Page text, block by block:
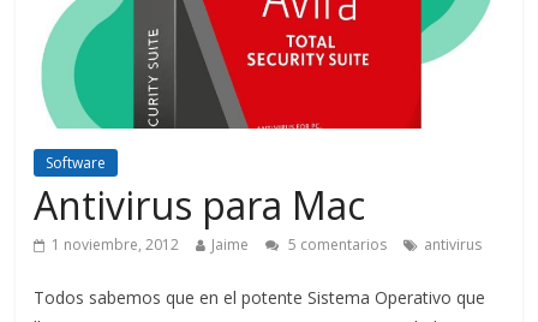
Software
Antivirus para Mac
1 noviembre, 2012 Jaime 5 comentarios antivirus
Todos sabemos que en el potente Sistema Operativo que